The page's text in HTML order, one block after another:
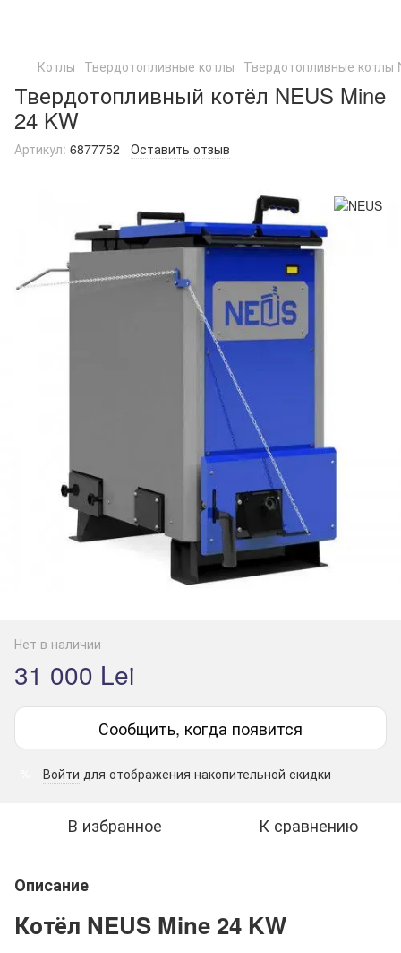
Котлы Твердотопливные котлы Твердотопливные котлы
Твердотопливный котёл NEUS Mine
24 KW
Артикул: 6877752 Оставить отзыв
Нет в наличии
31 000 Lei
Сообщить, когда появится
Войти для отображения накопительной скидки
В избранное К сравнению
Описание
Котёл NEUS Mine 24 KW